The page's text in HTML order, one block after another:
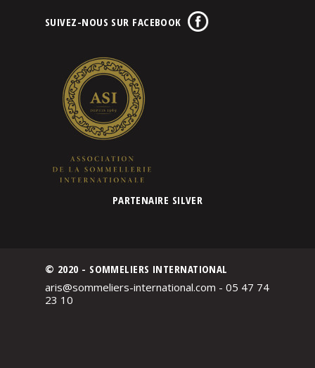
SUIVEZ-NOUS SUR FACEBOOK
PARTENAIRE SILVER
© 2020 - SOMMELIERS INTERNATIONAL
aris@sommeliers-international.com - 05 47 74
23 10